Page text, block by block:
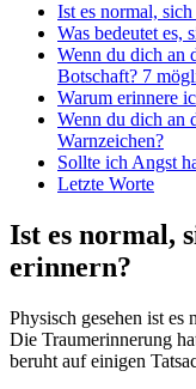
Ist es normal,
Was bedeutet es,
Wenn du dich an
Botschaft? 7
Warum erinnere
Wenn du dich an
Warnzeichen?
Sollte ich Angst
Letzte Worte
Ist es normal,
erinnern?
Physisch gesehen ist es
Die Traumerinnerung
beruht auf einigen